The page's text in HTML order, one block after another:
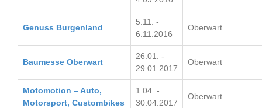
Genuss Burgenland
5.11. -
6.11.2016
Oberwart
Baumesse Oberwart
26.01. -
29.01.2017
Oberwart
Motomotion – Auto,
Motorsport, Custombikes
1.04. -
30.04.2017
Oberwart